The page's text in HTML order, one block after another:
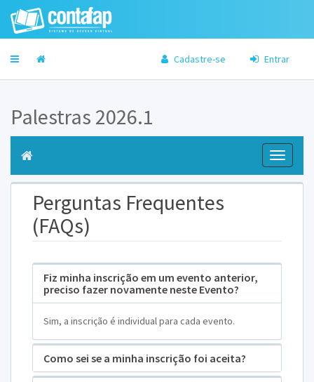
Cadastre-se Entrar
Palestras 2026.1
Toggle
Perguntas Frequentes
(FAQs)
Fiz minha inscrição em um evento anterior,
preciso fazer novamente neste Evento?
Sim, a inscrição é individual para cada evento.
Como sei se a minha inscrição foi aceita?